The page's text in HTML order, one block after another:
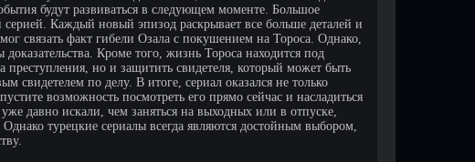
будут развиваться в следующем моменте. Большое
серией. Каждый новый эпизод раскрывает все больше деталей и
связать факт гибели Озала с покушением на Тороса. Однако,
Кроме того, жизнь Тороса находится под
преступления, но и защитить свидетеля, который может быть
свидетелем по делу. В итоге, сериал оказался не только
возможность посмотреть его прямо сейчас и насладиться
давно искали, чем заняться на выходных или в отпуске,
турецкие сериалы всегда являются достойным выбором,